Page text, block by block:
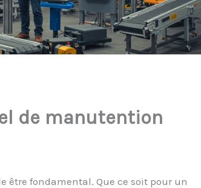
de manutention
être fondamental. Que ce soit pour un